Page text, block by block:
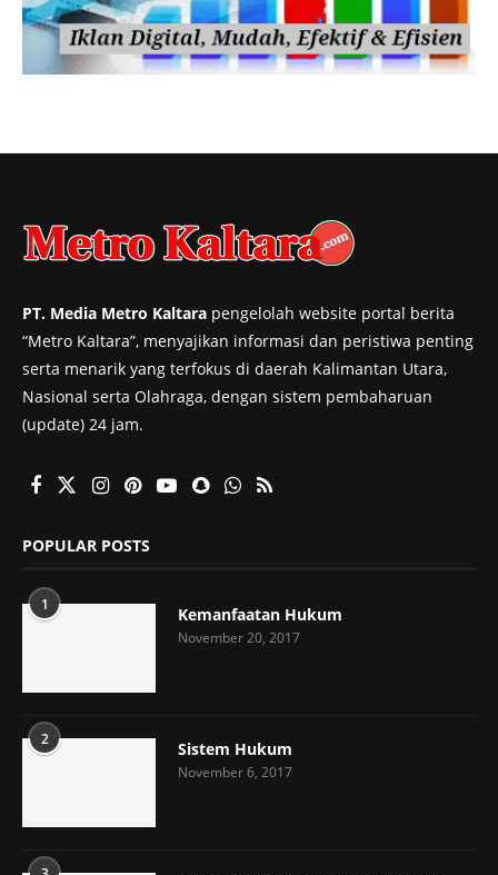
PT. Media Metro Kaltara pengelolah website portal berita
“Metro Kaltara”, menyajikan informasi dan peristiwa penting
serta menarik yang terfokus di daerah Kalimantan Utara,
Nasional serta Olahraga, dengan sistem pembaharuan
(update) 24 jam.
POPULAR POSTS
1 Kemanfaatan Hukum
November 20, 2017
2 Sistem Hukum
November 6, 2017